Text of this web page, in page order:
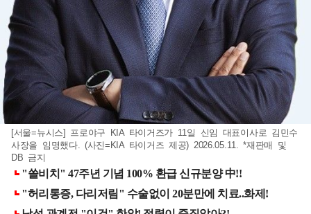
[서울=뉴시스] 프로야구 KIA 타이거즈가 11일 신임 대표이사로 김민수
사장을 임명했다. (사진=KIA 타이거즈 제공) 2026.05.11. *재판매 및
DB 금지